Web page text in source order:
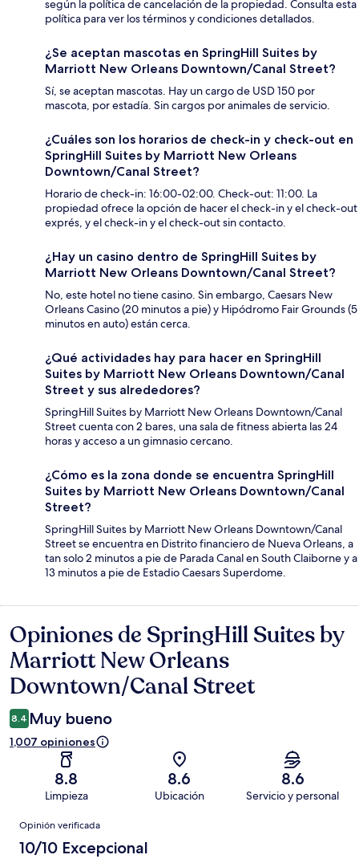
según la política de cancelación de la propiedad. Consulta esta
política para ver los términos y condiciones detallados.
¿Se aceptan mascotas en SpringHill Suites by
Marriott New Orleans Downtown/Canal Street?
Sí, se aceptan mascotas. Hay un cargo de USD 150 por
mascota, por estadía. Sin cargos por animales de servicio.
¿Cuáles son los horarios de check-in y check-out en
SpringHill Suites by Marriott New Orleans
Downtown/Canal Street?
Horario de check-in: 16:00-02:00. Check-out: 11:00. La
propiedad ofrece la opción de hacer el check-in y el check-out
exprés, y el check-in y el check-out sin contacto.
¿Hay un casino dentro de SpringHill Suites by
Marriott New Orleans Downtown/Canal Street?
No, este hotel no tiene casino. Sin embargo, Caesars New
Orleans Casino (20 minutos a pie) y Hipódromo Fair Grounds (5
minutos en auto) están cerca.
¿Qué actividades hay para hacer en SpringHill
Suites by Marriott New Orleans Downtown/Canal
Street y sus alrededores?
SpringHill Suites by Marriott New Orleans Downtown/Canal
Street cuenta con 2 bares, una sala de fitness abierta las 24
horas y acceso a un gimnasio cercano.
¿Cómo es la zona donde se encuentra SpringHill
Suites by Marriott New Orleans Downtown/Canal
Street?
SpringHill Suites by Marriott New Orleans Downtown/Canal
Street se encuentra en Distrito financiero de Nueva Orleans, a
tan solo 2 minutos a pie de Parada Canal en South Claiborne y a
13 minutos a pie de Estadio Caesars Superdome.
Opiniones
Opiniones de SpringHill Suites by
Marriott New Orleans
Downtown/Canal Street
8.4 Muy bueno
1,007 opiniones
8.8
Limpieza
8.6
Ubicación
8.6
Servicio y personal
Opiniones
Opinión verificada
10/10 Excepcional